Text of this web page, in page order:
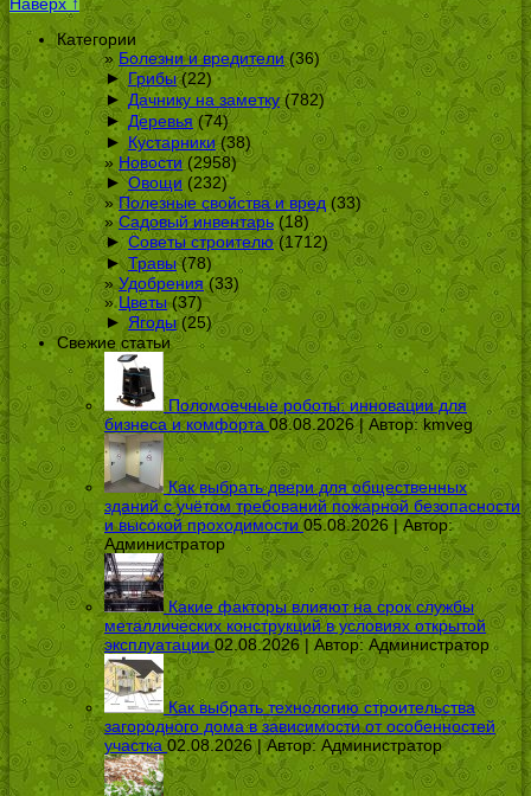
Наверх ↑
Категории
Болезни и вредители(36)
► Грибы(22)
► Дачнику на заметку(782)
► Деревья(74)
► Кустарники(38)
Новости(2958)
► Овощи (232)
Полезные свойства и вред(33)
Садовый инвентарь(18)
► Советы строителю(1712)
► Травы(78)
Удобрения(33)
Цветы(37)
► Ягоды(25)
Свежие статьи
Поломоечные роботы: инновации для
бизнеса и комфорта 08.08.2026 | Автор:kmveg
Как выбрать двери для общественных
зданий с учётом требований пожарной безопасности
и высокой проходимости 05.08.2026 | Автор:
Администратор
Какие факторы влияют на срок службы
металлических конструкций в условиях открытой
эксплуатации 02.08.2026 | Автор: Администратор
Как выбрать технологию строительства
загородного дома в зависимости от особенностей
участка 02.08.2026 | Автор: Администратор